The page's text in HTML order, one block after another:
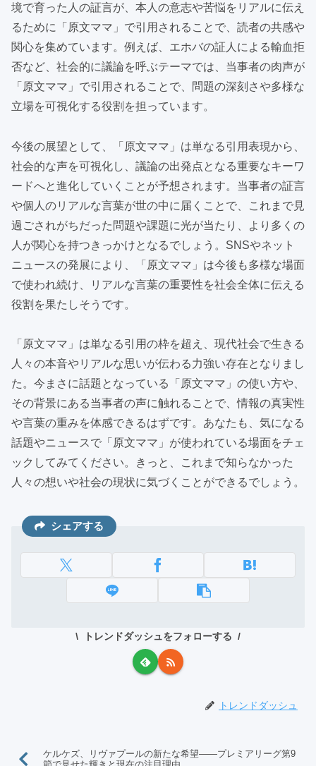
境で育った人の証言が、本人の意志や苦悩をリアルに伝え
るために「原文ママ」で引用されることで、読者の共感や
関心を集めています。例えば、エホバの証人による輸血拒
否など、社会的に議論を呼ぶテーマでは、当事者の肉声が
「原文ママ」で引用されることで、問題の深刻さや多様な
立場を可視化する役割を担っています。
今後の展望として、「原文ママ」は単なる引用表現から、
社会的な声を可視化し、議論の出発点となる重要なキーワ
ードへと進化していくことが予想されます。当事者の証言
や個人のリアルな言葉が世の中に届くことで、これまで見
過ごされがちだった問題や課題に光が当たり、より多くの
人が関心を持つきっかけとなるでしょう。SNSやネット
ニュースの発展により、「原文ママ」は今後も多様な場面
で使われ続け、リアルな言葉の重要性を社会全体に伝える
役割を果たしそうです。
「原文ママ」は単なる引用の枠を超え、現代社会で生きる
人々の本音やリアルな思いが伝わる力強い存在となりまし
た。今まさに話題となっている「原文ママ」の使い方や、
その背景にある当事者の声に触れることで、情報の真実性
や言葉の重みを体感できるはずです。あなたも、気になる
話題やニュースで「原文ママ」が使われている場面をチェ
ックしてみてください。きっと、これまで知らなかった
人々の想いや社会の現状に気づくことができるでしょう。
シェアする
トレンドダッシュをフォローする
トレンドダッシュ
ケルケズ、リヴァプールの新たな希望――プレミアリーグ第9